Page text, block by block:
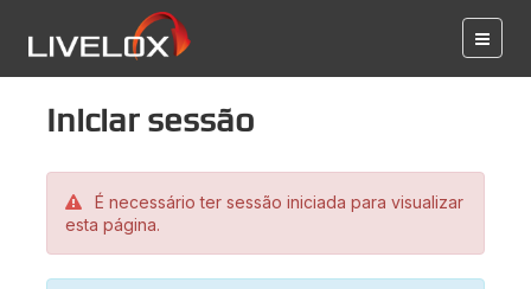
Iniciar sessão
É necessário ter sessão iniciada para visualizar
esta página.